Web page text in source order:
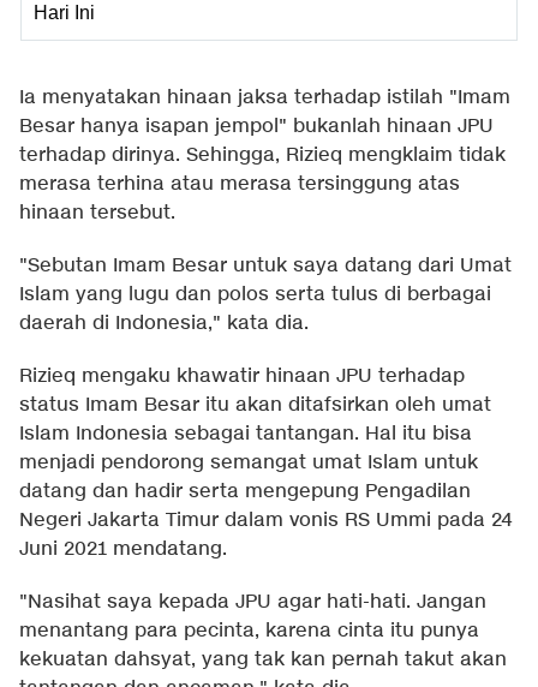
Hari Ini
Ia menyatakan hinaan jaksa terhadap istilah "Imam
Besar hanya isapan jempol" bukanlah hinaan JPU
terhadap dirinya. Sehingga, Rizieq mengklaim tidak
merasa terhina atau merasa tersinggung atas
hinaan tersebut.
"Sebutan Imam Besar untuk saya datang dari Umat
Islam yang lugu dan polos serta tulus di berbagai
daerah di Indonesia," kata dia.
Rizieq mengaku khawatir hinaan JPU terhadap
status Imam Besar itu akan ditafsirkan oleh umat
Islam Indonesia sebagai tantangan. Hal itu bisa
menjadi pendorong semangat umat Islam untuk
datang dan hadir serta mengepung Pengadilan
Negeri Jakarta Timur dalam vonis RS Ummi pada 24
Juni 2021 mendatang.
"Nasihat saya kepada JPU agar hati-hati. Jangan
menantang para pecinta, karena cinta itu punya
kekuatan dahsyat, yang tak kan pernah takut akan